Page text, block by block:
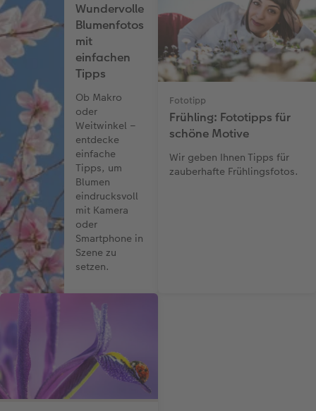
Wundervolle
Blumenfotos
mit
einfachen
Tipps
Ob Makro
oder
Weitwinkel –
entdecke
einfache
Tipps, um
Blumen
eindrucksvoll
mit Kamera
oder
Smartphone in
Szene zu
setzen.
Fototipp
Frühling: Fototipps für
schöne Motive
Wir geben Ihnen Tipps für
zauberhafte Frühlingsfotos.